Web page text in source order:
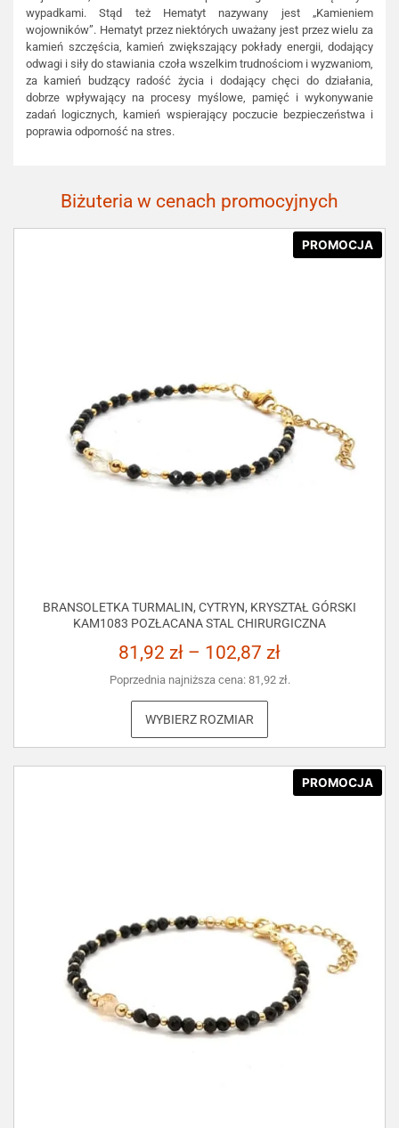
wypadkami. Stąd też Hematyt nazywany jest „Kamieniem
wojowników”. Hematyt przez niektórych uważany jest przez wielu za
kamień szczęścia, kamień zwiększający pokłady energii, dodający
odwagi i siły do stawiania czoła wszelkim trudnościom i wyzwaniom,
za kamień budzący radość życia i dodający chęci do działania,
dobrze wpływający na procesy myślowe, pamięć i wykonywanie
zadań logicznych, kamień wspierający poczucie bezpieczeństwa i
poprawia odporność na stres.
Biżuteria w cenach promocyjnych
PROMOCJA
BRANSOLETKA TURMALIN, CYTRYN, KRYSZTAŁ GÓRSKI
KAM1083 POZŁACANA STAL CHIRURGICZNA
81,92 zł – 102,87 zł
Poprzednia najniższa cena: 81,92 zł.
WYBIERZ ROZMIAR
PROMOCJA